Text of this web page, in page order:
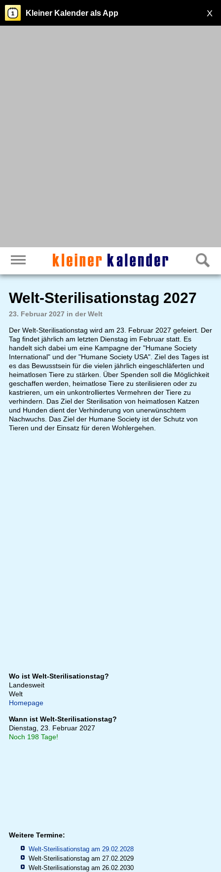
X
Kleiner Kalender als App
Welt-Sterilisationstag 2027
23. Februar 2027 in der Welt
Der Welt-Sterilisationstag wird am 23. Februar 2027 gefeiert. Der
Tag findet jährlich am letzten Dienstag im Februar statt. Es
handelt sich dabei um eine Kampagne der "Humane Society
International" und der "Humane Society USA". Ziel des Tages ist
es das Bewusstsein für die vielen jährlich eingeschläferten und
heimatlosen Tiere zu stärken. Über Spenden soll die Möglichkeit
geschaffen werden, heimatlose Tiere zu sterilisieren oder zu
kastrieren, um ein unkontrolliertes Vermehren der Tiere zu
verhindern. Das Ziel der Sterilisation von heimatlosen Katzen
und Hunden dient der Verhinderung von unerwünschtem
Nachwuchs. Das Ziel der Humane Society ist der Schutz von
Tieren und der Einsatz für deren Wohlergehen.
Wo ist Welt-Sterilisationstag?
Landesweit
Welt
Homepage
Wann ist Welt-Sterilisationstag?
Dienstag, 23. Februar 2027
Noch 198 Tage!
Weitere Termine:
Welt-Sterilisationstag am 29.02.2028
Welt-Sterilisationstag am 27.02.2029
Welt-Sterilisationstag am 26.02.2030